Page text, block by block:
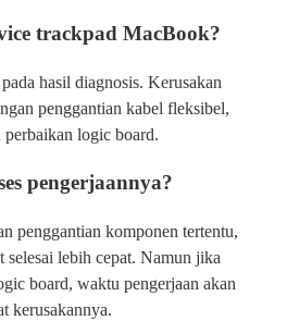
trackpad MacBook?
hasil diagnosis. Kerusakan
penggantian kabel fleksibel,
perbaikan logic board.
pengerjaannya?
penggantian komponen tertentu,
selesai lebih cepat. Namun jika
board, waktu pengerjaan akan
kerusakannya.